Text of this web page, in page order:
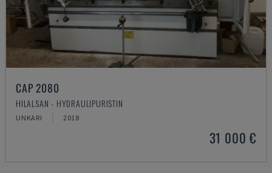
CAP 2080
HILALSAN - HYDRAULIPURISTIN
UNKARI 2018
31 000 €